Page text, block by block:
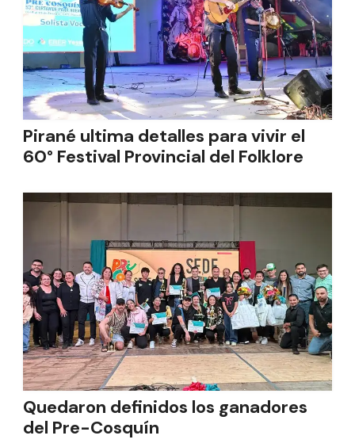
Pirané ultima detalles para vivir el
60° Festival Provincial del Folklore
Quedaron definidos los ganadores
del Pre-Cosquín